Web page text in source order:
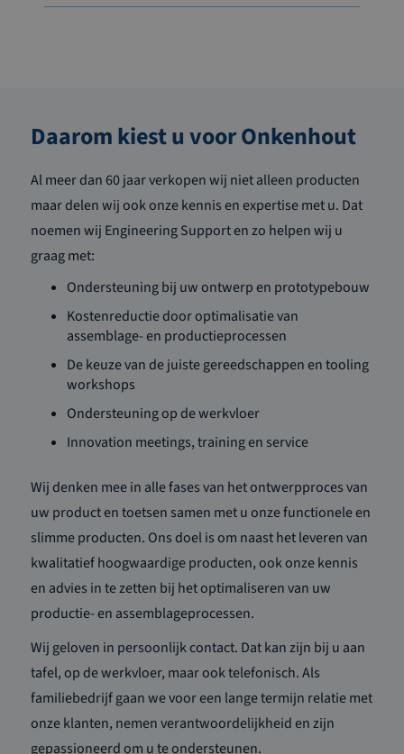
Daarom kiest u voor Onkenhout
Al meer dan 60 jaar verkopen wij niet alleen producten
maar delen wij ook onze kennis en expertise met u. Dat
noemen wij Engineering Support en zo helpen wij u
graag met:
Ondersteuning bij uw ontwerp en prototypebouw
Kostenreductie door optimalisatie van
assemblage- en productieprocessen
De keuze van de juiste gereedschappen en tooling
workshops
Ondersteuning op de werkvloer
Innovation meetings, training en service
Wij denken mee in alle fases van het ontwerpproces van
uw product en toetsen samen met u onze functionele en
slimme producten. Ons doel is om naast het leveren van
kwalitatief hoogwaardige producten, ook onze kennis
en advies in te zetten bij het optimaliseren van uw
productie- en assemblageprocessen.
Wij geloven in persoonlijk contact. Dat kan zijn bij u aan
tafel, op de werkvloer, maar ook telefonisch. Als
familiebedrijf gaan we voor een lange termijn relatie met
onze klanten, nemen verantwoordelijkheid en zijn
gepassioneerd om u te ondersteunen.